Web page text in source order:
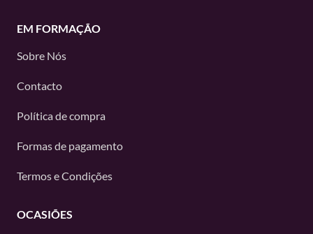
EM FORMAÇÃO
Sobre Nós
Contacto
Política de compra
Formas de pagamento
Termos e Condições
OCASIÕES